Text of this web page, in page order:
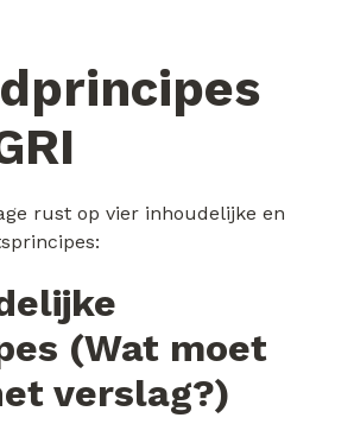
rust op vier inhoudelijke en
(Wat moet
verslag?)